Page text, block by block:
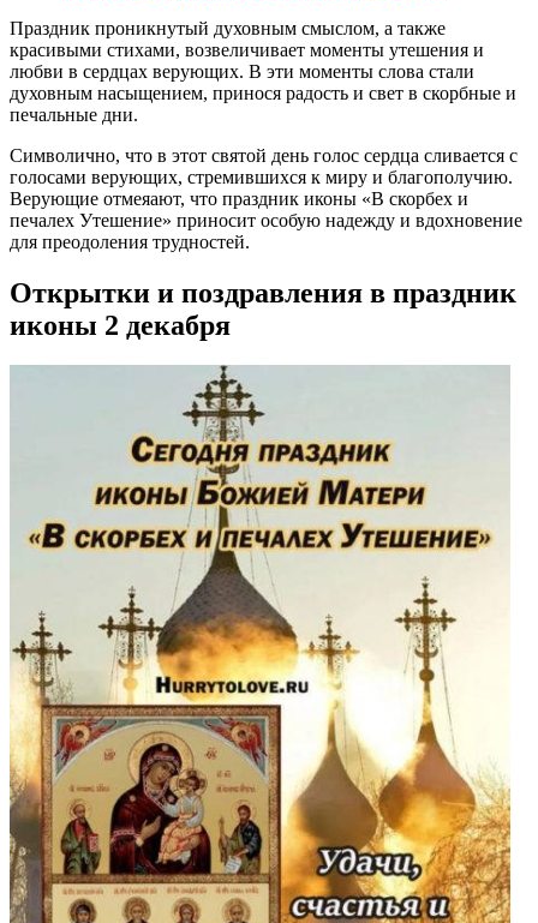
Праздник проникнутый духовным смыслом, а также
красивыми стихами, возвеличивает моменты утешения и
любви в сердцах верующих. В эти моменты слова стали
духовным насыщением, принося радость и свет в скорбные и
печальные дни.
Символично, что в этот святой день голос сердца сливается с
голосами верующих, стремившихся к миру и благополучию.
Верующие отмеяают, что праздник иконы «В скорбех и
печалех Утешение» приносит особую надежду и вдохновение
для преодоления трудностей.
Открытки и поздравления в праздник
иконы 2 декабря